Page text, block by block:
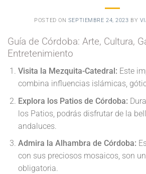
POSTED ON SEPTIEMBRE 24, 2023 BY
Guía de Córdoba: Arte, Cultura,
Entretenimiento
Visita la Mezquita-Catedral: Este
combina influencias islámicas,
Explora los Patios de Córdoba:
los Patios, podrás disfrutar de la
andaluces.
Admira la Alhambra de Córdoba:
con sus preciosos mosaicos, son
obligatoria.